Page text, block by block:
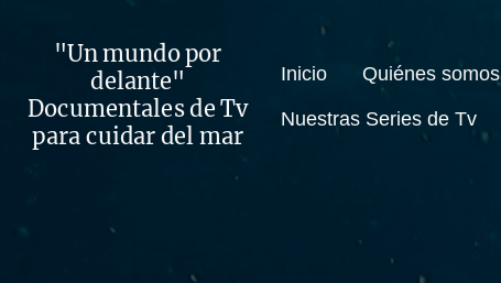
"Un mundo por
delante"
Documentales de Tv
para cuidar del mar
Inicio Quiénes somos
Nuestras Series de Tv